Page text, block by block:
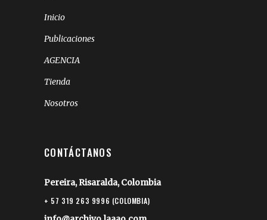
Inicio
Publicaciones
AGENCIA
Tienda
Nosotros
CONTÁCTANOS
Pereira, Risaralda, Colombia
+ 57 319 263 9996 (COLOMBIA)